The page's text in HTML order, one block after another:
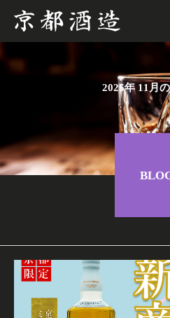
2025年 11月